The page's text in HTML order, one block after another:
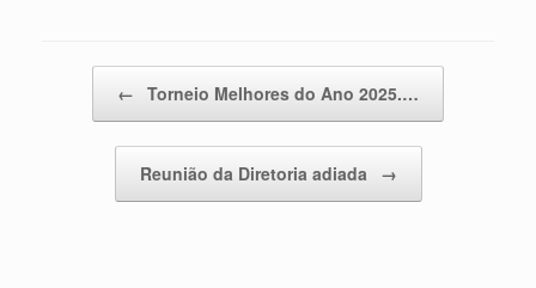
← Torneio Melhores do Ano 2025.…
Reunião da Diretoria adiada →